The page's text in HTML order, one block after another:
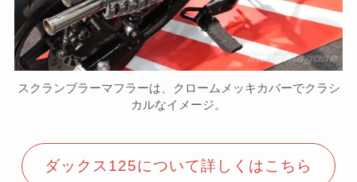
スクランブラーマフラーは、クロームメッキカバーでクラシ
カルなイメージ。
ダックス125について詳しくはこちら